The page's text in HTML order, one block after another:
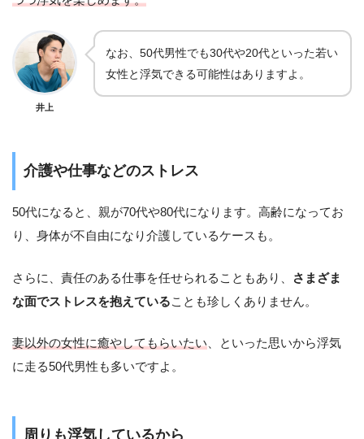
井上
なお、50代男性でも30代や20代といった若い
女性と浮気できる可能性はありますよ。
介護や仕事などのストレス
50代になると、親が70代や80代になります。高齢になってお
り、身体が不自由になり介護しているケースも。
さらに、責任のある仕事を任せられることもあり、
さまざま
な面でストレスを抱えていることも珍しくありません。
妻以外の女性に癒やしてもらいたい 、といった思いから浮気
に走る50代男性も多いですよ。
周りも浮気しているから